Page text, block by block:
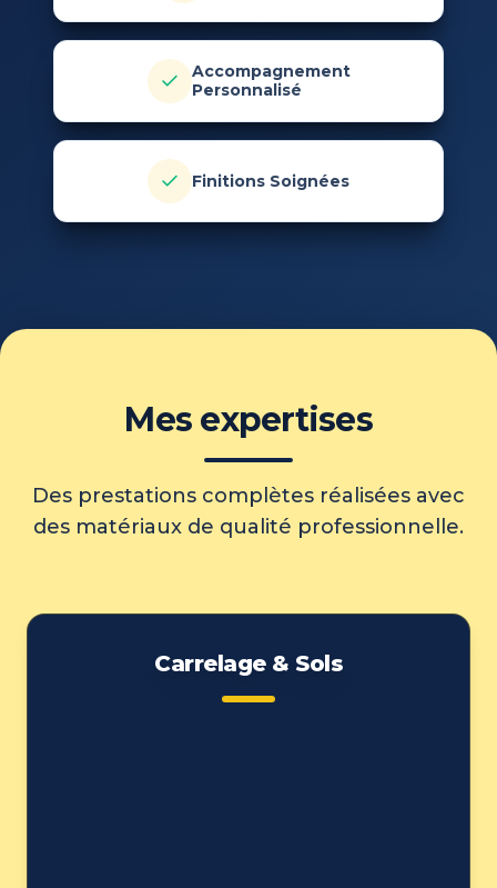
Accompagnement
Personnalisé
Finitions Soignées
Mes expertises
Des prestations complètes réalisées avec
des matériaux de qualité professionnelle.
Carrelage & Sols